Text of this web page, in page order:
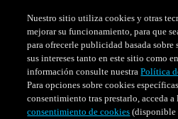
Nuestro sitio utiliza cookies y otras
mejorar su funcionamiento, para que
para ofrecerle publicidad basada
sus intereses tanto en este sitio como
información consulte nuestraPolítica
Para opciones sobre cookies
consentimiento tras prestarlo, acceda
consentimiento de cookies (disponible